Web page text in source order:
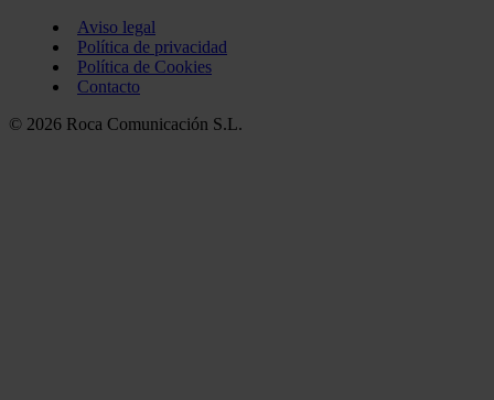
Aviso legal
Política de privacidad
Política de Cookies
Contacto
© 2026 Roca Comunicación S.L.